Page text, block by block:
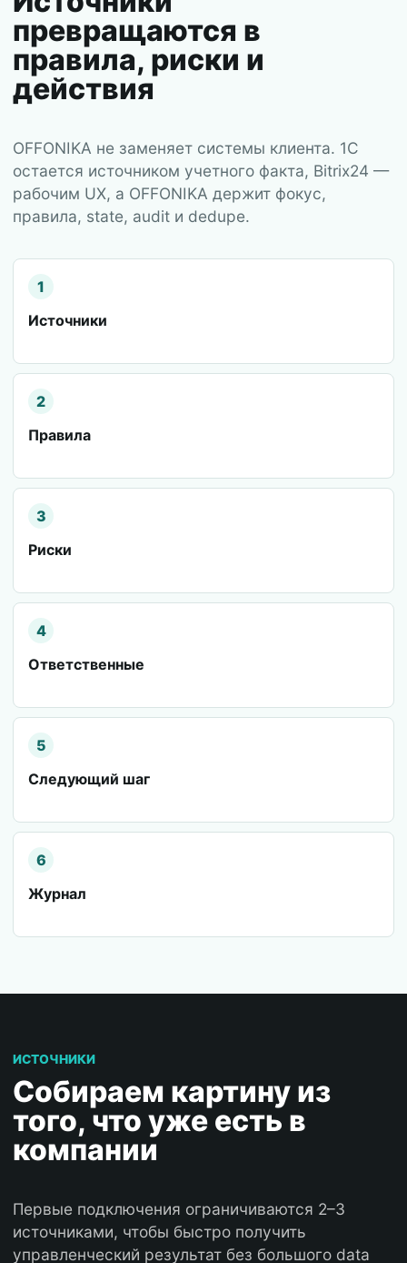
превращаются в
правила, риски и
действия
OFFONIKA не заменяет системы клиента. 1С
остается источником учетного факта, Bitrix24 —
рабочим UX, а OFFONIKA держит фокус,
правила, state, audit и dedupe.
1
Источники
2
Правила
3
Риски
4
Ответственные
5
Следующий шаг
6
Журнал
ИСТОЧНИКИ
Собираем картину из
того, что уже есть в
компании
Первые подключения ограничиваются 2–3
источниками, чтобы быстро получить
управленческий результат без большого data